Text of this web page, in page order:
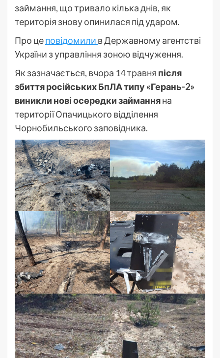
займання, що тривало кілька днів, як
територія знову опинилася під ударом.
Про цеповідомили в Державному агентстві
України з управління зоною відчуження.
Як зазначається, вчора 14 травня після
збиття російських БпЛА типу «Герань-2»
виникли нові осередки займанняна
території Опачицького відділення
Чорнобильського заповідника.